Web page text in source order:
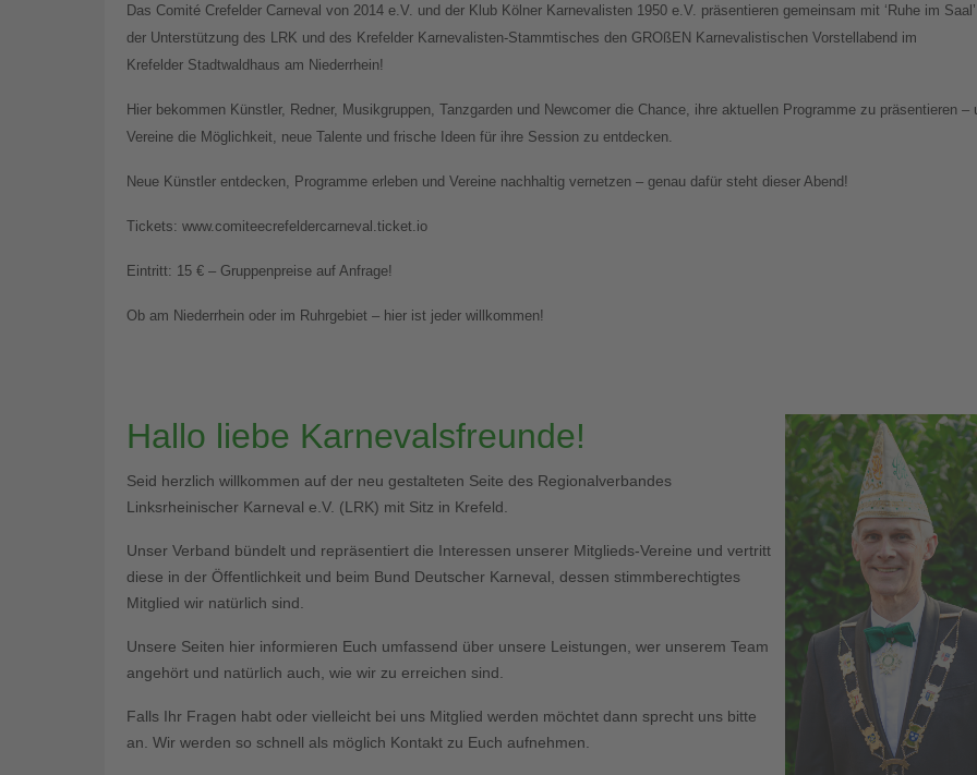
Das Comité Crefelder Carneval von 2014 e.V. und der Klub Kölner Karnevalisten 1950 e.V. präsentieren gemeinsam mit ‘Ruhe im Saal’
der Unterstützung des LRK und des Krefelder Karnevalisten-Stammtisches den GROßEN Karnevalistischen Vorstellabend im
Krefelder Stadtwaldhaus am Niederrhein!
Hier bekommen Künstler, Redner, Musikgruppen, Tanzgarden und Newcomer die Chance, ihre aktuellen Programme zu präsentieren –
Vereine die Möglichkeit, neue Talente und frische Ideen für ihre Session zu entdecken.
Neue Künstler entdecken, Programme erleben und Vereine nachhaltig vernetzen – genau dafür steht dieser Abend!
Tickets: www.comiteecrefeldercarneval.ticket.io
Eintritt: 15 € – Gruppenpreise auf Anfrage!
Ob am Niederrhein oder im Ruhrgebiet – hier ist jeder willkommen!
Hallo liebe Karnevalsfreunde!
Seid herzlich willkommen auf der neu gestalteten Seite des Regionalverbandes
Linksrheinischer Karneval e.V. (LRK) mit Sitz in Krefeld.
Unser Verband bündelt und repräsentiert die Interessen unserer Mitglieds-Vereine und vertritt
diese in der Öffentlichkeit und beim Bund Deutscher Karneval, dessen stimmberechtigtes
Mitglied wir natürlich sind.
Unsere Seiten hier informieren Euch umfassend über unsere Leistungen, wer unserem Team
angehört und natürlich auch, wie wir zu erreichen sind.
Falls Ihr Fragen habt oder vielleicht bei uns Mitglied werden möchtet dann sprecht uns bitte
an. Wir werden so schnell als möglich Kontakt zu Euch aufnehmen.